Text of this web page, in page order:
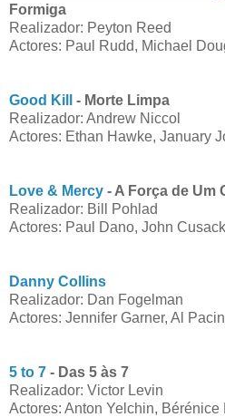
Formiga
Realizador: Peyton Reed
Actores: Paul Rudd, Michael
Good Kill
- Morte Limpa
Realizador: Andrew Niccol
Actores: Ethan Hawke, January
Love & Mercy - A Força de Um
Realizador: Bill Pohlad
Actores: Paul Dano, John
Danny Collins
Realizador: Dan Fogelman
Actores: Jennifer Garner, Al
5 to 7 - Das 5 às 7
Realizador: Victor Levin
Actores: Anton Yelchin,